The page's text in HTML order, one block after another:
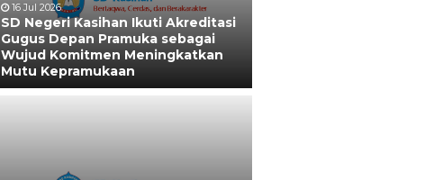
16 Jul 2026
SD Negeri Kasihan Ikuti Akreditasi
Gugus Depan Pramuka sebagai
Wujud Komitmen Meningkatkan
Mutu Kepramukaan